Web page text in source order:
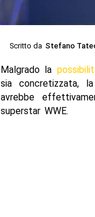
Scritto da Stefano
Malgrado la
sia concretizzata,
avrebbe
superstar WWE.